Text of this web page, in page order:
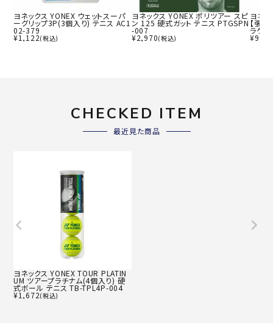
ヨネックス YONEX ウェットスーパ
ーグリップ3P(3個入り) テニス AC1
02-379
¥1,122(税込)
ヨネックス YONEX ポリツアー スピ
ン 125 硬式ガット テニス PTGSPN
-007
¥2,970(税込)
ヨネ
【張
ラケ
¥
CHECKED ITEM
最近見た商品
ヨネックス YONEX TOUR PLATIN
UM ツアープラチナム(4個入り) 硬
式ボール テニス TB-TPL4P-004
¥1,672(税込)